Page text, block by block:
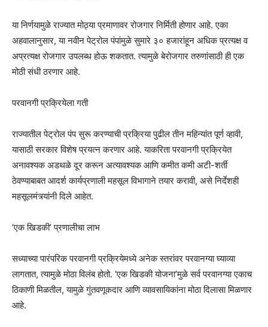
या निर्णयामुळे राज्यात मोठ्या प्रमाणावर रोजगार निर्मिती होणार आहे. एका
अहवालानुसार, या नवीन पेट्रोल पंपांमुळे सुमारे ३० हजारांहून अधिक प्रत्यक्ष व
अप्रत्यक्ष रोजगार उपलब्ध होऊ शकतात. त्यामुळे बेरोजगार तरुणांसाठी ही एक
मोठी संधी ठरणार आहे.
परवानगी प्रक्रियेला गती
राज्यातील पेट्रोल पंप सुरू करण्याची प्रक्रिया पुढील तीन महिन्यांत पूर्ण व्हावी,
यासाठी सरकार विशेष प्रयत्न करणार आहे. याकरिता परवानगी प्रक्रियेत
अनावश्यक अडथळे दूर करून अत्यावश्यक आणि कमीत कमी अटी-शर्ती
ठेवण्याबाबत आदर्श कार्यप्रणाली महसूल विभागाने तयार करावी, असे निर्देशही
महसूलमंत्र्यांनी दिले आहेत.
‘एक खिडकी’ प्रणालीचा लाभ
सध्याच्या पारंपरिक परवानगी प्रक्रियेमध्ये अनेक स्तरांवर परवानग्या घ्याव्या
लागतात, त्यामुळे मोठा विलंब होतो. ‘एक खिडकी योजना’मुळे सर्व परवानग्या एकाच
ठिकाणी मिळतील, यामुळे गुंतवणूकदार आणि व्यावसायिकांना मोठा दिलासा मिळणार
आहे.